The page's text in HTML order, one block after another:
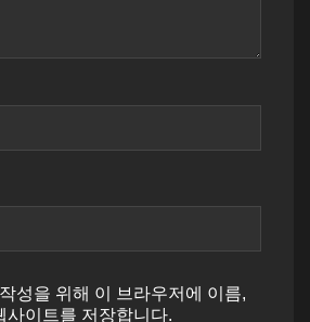
성을 위해 이 브라우저에 이름,
사이트를 저장합니다.